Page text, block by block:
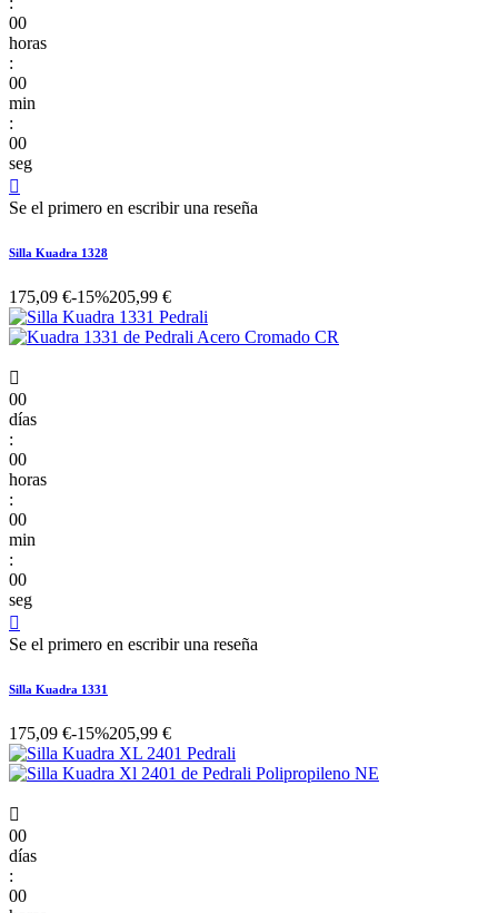
00
horas
:
00
min
:
00
seg

Se el primero en escribir una reseña
Silla Kuadra 1328
175,09 €-15%205,99 €

00
días
:
00
horas
:
00
min
:
00
seg

Se el primero en escribir una reseña
Silla Kuadra 1331
175,09 €-15%205,99 €

00
días
:
00